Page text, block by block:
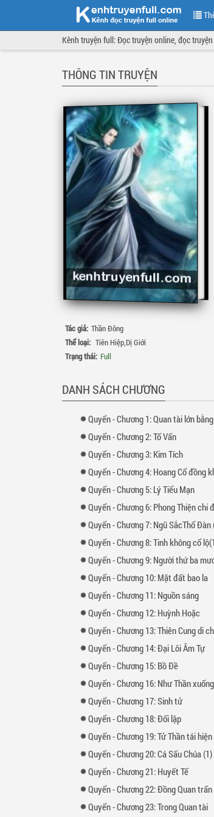
Kênh truyện full: Đọc truyện online, đọc
THÔNG TIN TRUYỆN
Tác giả: Thần Đông
Thể loại: Tiên Hiệp,Dị Giới
Trạng thái: Full
DANH SÁCH CHƯƠNG
Quyển-Chương 1: Quan tài lớn bằng
Quyển-Chương2: Tố Vấn
Quyển-Chương3: Kim Tích
Quyển-Chương4: Hoang Cổ đồng
Quyển-Chương 5: Lý Tiểu Mạn
Quyển-Chương6: Phong Thiện chi
Quyển-Chương7: Ngũ SắcThổ Đàn
Quyển-Chương8: Tinh không cổ
Quyển-Chương9: Người thứ ba
Quyển-Chương 10: Mặt đất bao la
Quyển-Chương 11: Nguồn sáng
Quyển-Chương 12: Huỳnh Hoặc
Quyển-Chương 13: Thiên Cung di
Quyển-Chương 14: Đại Lôi Âm Tự
Quyển-Chương 15: Bồ Đề
Quyển-Chương 16: Như Thần
Quyển-Chương 17: Sinh tử
Quyển-Chương 18: Đối lập
Quyển-Chương 19: Tử Thần tái hiện
Quyển-Chương20: Cá Sấu Chúa (1)
Quyển-Chương21: Huyết Tế
Quyển-Chương22: Đồng Quan
Quyển-Chương23: Trong Quan tài